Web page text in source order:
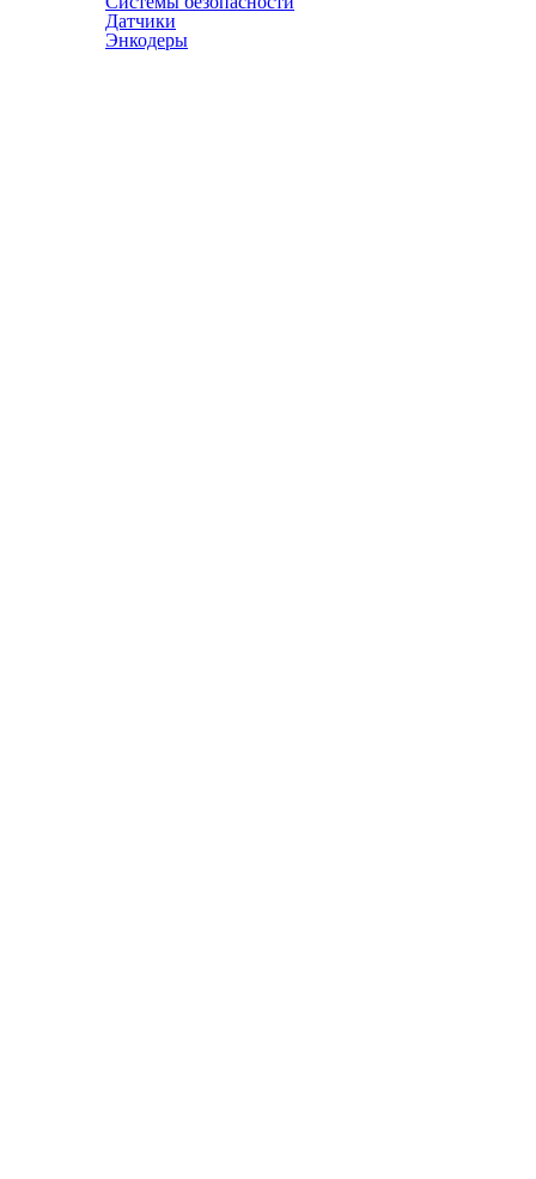
Датчики
Энкодеры